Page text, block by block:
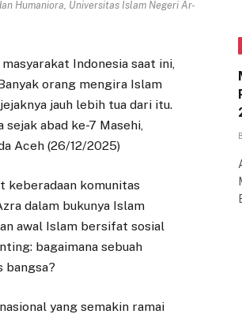
Humaniora, Universitas Islam Negeri Ar-
Indonesia saat ini,
orang mengira Islam
jauh lebih tua dari itu.
abad ke-7 Masehi,
Aceh (26/12/2025)
keberadaan komunitas
dalam bukunya Islam
awal Islam bersifat sosial
bagaimana sebuah
bangsa?
yang semakin ramai